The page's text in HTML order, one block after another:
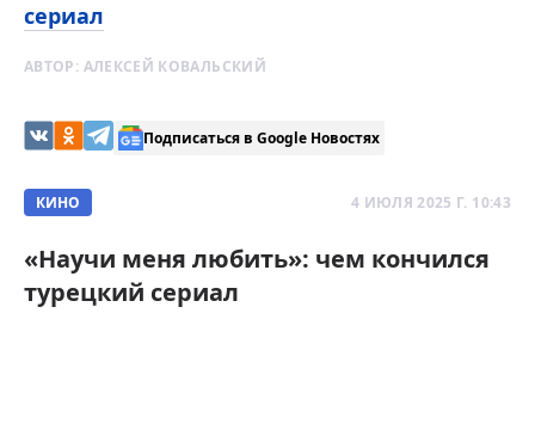
сериал
АВТОР: АЛЕКСЕЙ КОВАЛЬСКИЙ
Подписаться в Google Новостях
КИНО 4 ИЮЛЯ 2025 Г. 10:43
«Научи меня любить»: чем кончился
турецкий сериал